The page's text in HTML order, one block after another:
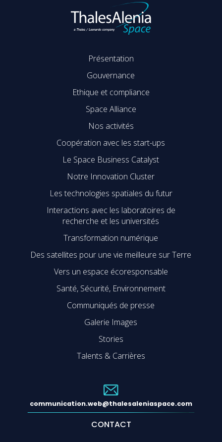
Présentation
Gouvernance
Ethique et compliance
Space Alliance
Nos activités
Coopération avec les start-ups
Le Space Business Catalyst
Notre Innovation Cluster
Les technologies spatiales du futur
Interactions avec les laboratoires de
recherche et les universités
Transformation numérique
Des satellites pour une vie meilleure sur Terre
Vers un espace écoresponsable
Santé, Sécurité, Environnement
Communiqués de presse
Galerie Images
Stories
Talents & Carrières
communication.web@thalesaleniaspace.com
CONTACT